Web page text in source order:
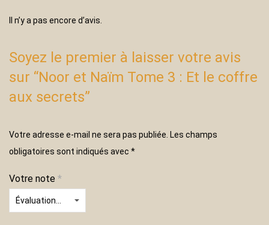
Il n’y a pas encore d’avis.
Soyez le premier à laisser votre avis
sur “Noor et Naïm Tome 3 : Et le coffre
aux secrets”
Votre adresse e-mail ne sera pas publiée. Les champs
obligatoires sont indiqués avec *
Votre note *